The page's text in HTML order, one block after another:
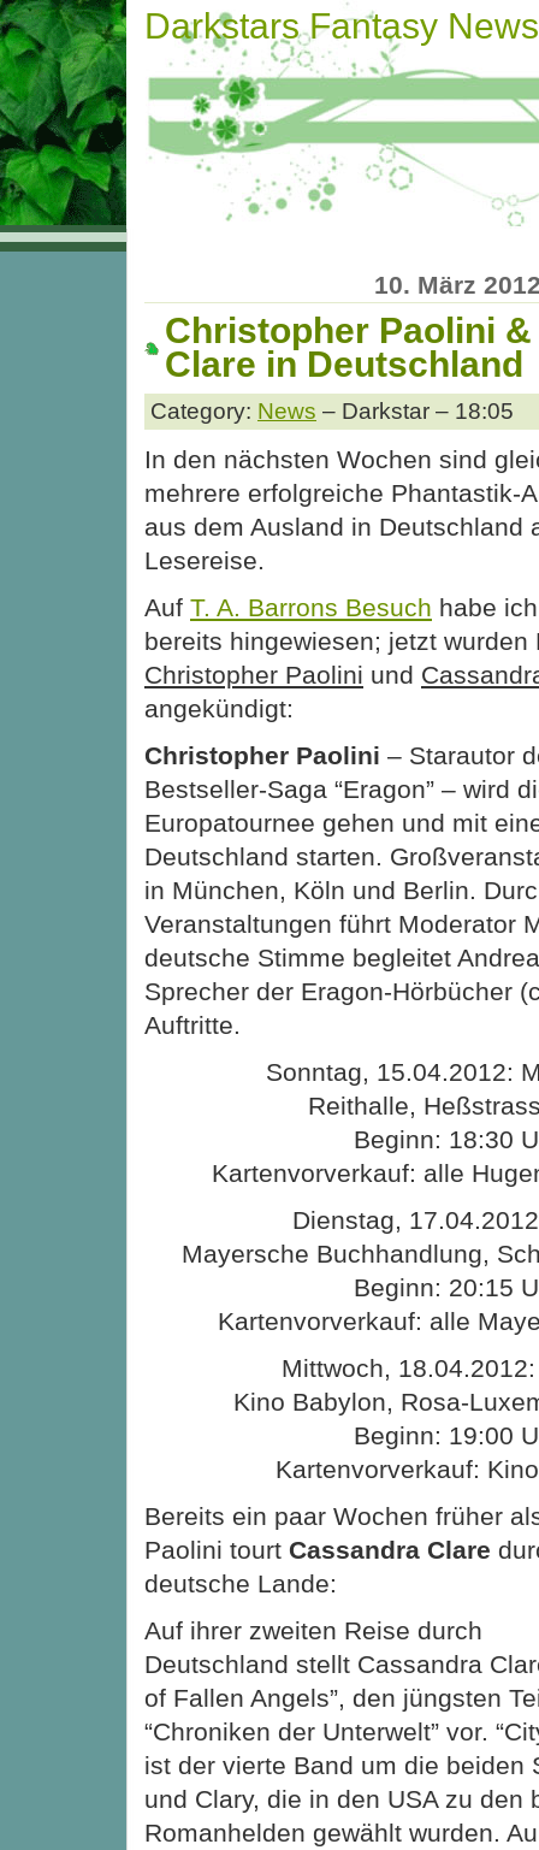
Darkstars Fantasy News
10. März
Christopher Paolini
Clare in Deutschland
Category: News – Darkstar – 18:05
In den nächsten Wochen sind
mehrere erfolgreiche Phantastik-
aus dem Ausland in Deutschland
Lesereise.
Auf T. A. Barrons Besuch habe ich
bereits hingewiesen; jetzt wurden
Christopher Paolini und
angekündigt:
Christopher Paolini – Starautor
Bestseller-Saga “Eragon” – wird
Europatournee gehen und mit
Deutschland starten.
in München, Köln und Berlin.
Veranstaltungen führt Moderator
deutsche Stimme begleitet
Sprecher der Eragon-Hörbücher
Auftritte.
Sonntag, 15.04.2012:
Reithalle,
Beginn: 18:30
Kartenvorverkauf: alle
Dienstag,
Mayersche Buchhandlung,
Beginn: 20:15
Kartenvorverkauf: alle
Mittwoch,
Kino Babylon, Rosa-
Beginn: 19:00
Kartenvorverkauf:
Bereits ein paar Wochen früher
Paolini tourt Cassandra Clare
deutsche Lande:
Auf ihrer zweiten Reise durch
Deutschland stellt Cassandra
of Fallen Angels”, den jüngsten
“Chroniken der Unterwelt” vor.
ist der vierte Band um die beiden
und Clary, die in den USA zu den
Romanhelden gewählt wurden.